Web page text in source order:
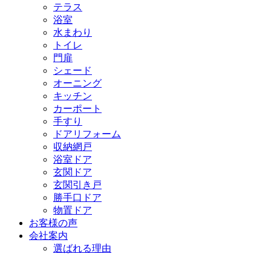
テラス
浴室
水まわり
トイレ
門扉
シェード
オーニング
キッチン
カーポート
手すり
ドアリフォーム
収納網戸
浴室ドア
玄関ドア
玄関引き戸
勝手口ドア
物置ドア
お客様の声
会社案内
選ばれる理由